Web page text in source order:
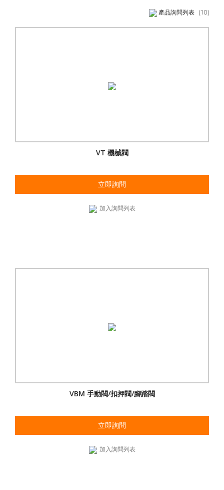
產品詢問列表 (10)
VT 機械閥
立即詢問
加入詢問列表
VBM 手動閥/扣押閥/腳踏閥
立即詢問
加入詢問列表